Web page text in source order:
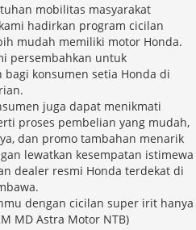
mobilitas masyarakat
hadirkan program cicilan
mudah memiliki motor Honda.
persembahkan untuk
konsumen setia Honda di
juga dapat menikmati
proses pembelian yang mudah,
dan promo tambahan menarik
lewatkan kesempatan istimewa
dealer resmi Honda terdekat di
dengan cicilan super irit hanya
MD Astra Motor NTB)